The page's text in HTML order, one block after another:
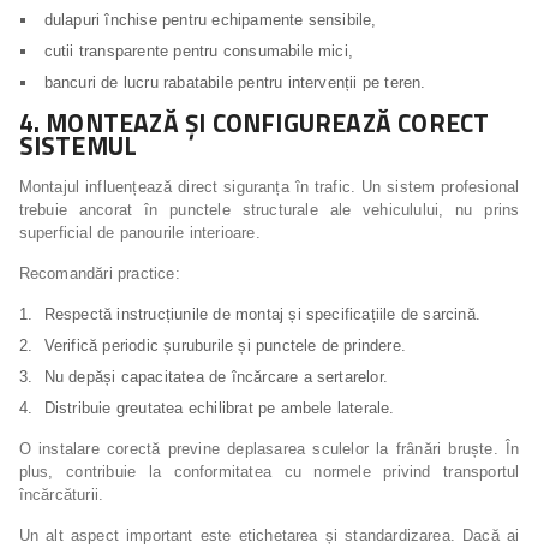
dulapuri închise pentru echipamente sensibile,
cutii transparente pentru consumabile mici,
bancuri de lucru rabatabile pentru intervenții pe teren.
4. MONTEAZĂ ȘI CONFIGUREAZĂ CORECT
SISTEMUL
Montajul influențează direct siguranța în trafic. Un sistem profesional
trebuie ancorat în punctele structurale ale vehiculului, nu prins
superficial de panourile interioare.
Recomandări practice:
Respectă instrucțiunile de montaj și specificațiile de sarcină.
Verifică periodic șuruburile și punctele de prindere.
Nu depăși capacitatea de încărcare a sertarelor.
Distribuie greutatea echilibrat pe ambele laterale.
O instalare corectă previne deplasarea sculelor la frânări bruște. În
plus, contribuie la conformitatea cu normele privind transportul
încărcăturii.
Un alt aspect important este etichetarea și standardizarea. Dacă ai